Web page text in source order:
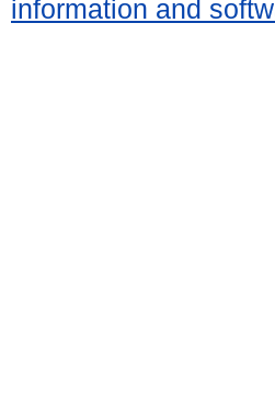
information and